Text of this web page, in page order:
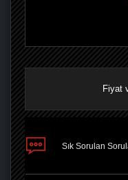
Fiyat
Sık Sorulan